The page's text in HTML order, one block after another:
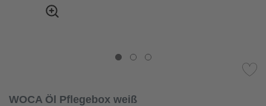
WOCA Öl Pflegebox weiß